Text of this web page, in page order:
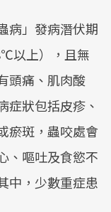
病」發病潛伏期
以上），且無
頭痛、肌肉酸
症狀包括皮疹、
瘀斑，蟲咬處會
、嘔吐及食慾不
中，少數重症患